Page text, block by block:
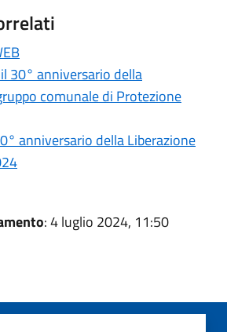
30° anniversario della
comunale di Protezione
anniversario della Liberazione
: 4 luglio 2024, 11:50